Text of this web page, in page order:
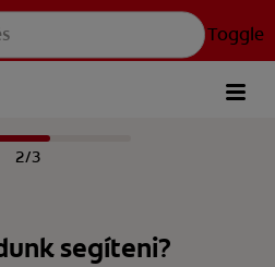
Toggle
és szájápolási termékek
2/3
segíteni?